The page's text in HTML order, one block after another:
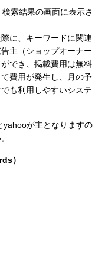
索結果の画面に表示さ
に、キーワードに関連
主（ショップオーナー
でき、掲載費用は無料
費用が発生し、月の予
も利用しやすいシステ
yahooが主となりますの
）